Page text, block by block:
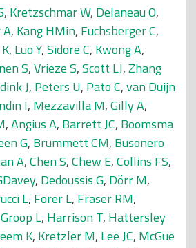
, Kretzschmar W, Delaneau O,
A, Kang HMin, Fuchsberger C,
, Luo Y,Sidore C, Kwong A,
S,Vrieze S,Scott LJ,Zhang
J, Peters U, Pato C,van Duijn
I, Mezzavilla M,Gilly A,
,Angius A, Barrett JC, Boomsma
G, Brummett CM, Busonero
A,Chen S,Chew E,Collins FS,
, Dedoussis G, Dörr M,
L, Forer L, Fraser RM,
Groop L, Harrison T, Hattersley
K, Kretzler M, Lee JC, McGue